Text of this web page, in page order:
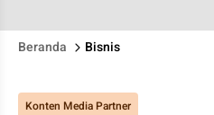
Beranda Bisnis
Konten Media Partner